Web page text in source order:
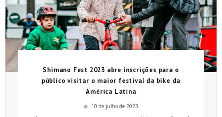
Shimano Fest 2023 abre inscrições para o
público visitar o maior festival da bike da
América Latina
10 de julho de 2023